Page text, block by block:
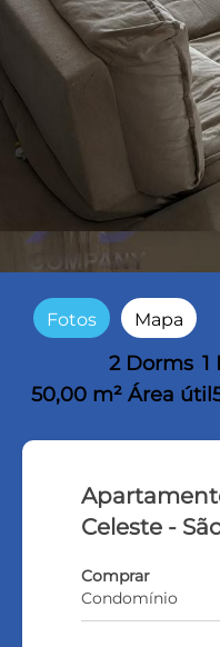
Fotos Mapa
2 Dorms 1
50,00 m² Área útil
Celeste -
Comprar
Condomínio